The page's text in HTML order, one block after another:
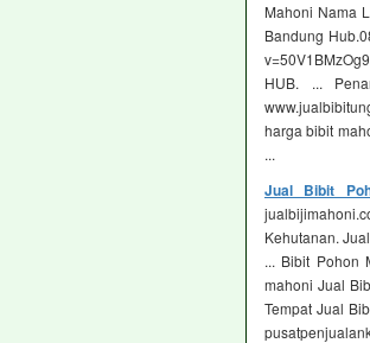
Mahoni Nama
Bandung
HUB. ...
harga bibit
...
Jual Bibit
Kehutanan.
... Bibit Pohon
mahoni Jual
Tempat Jual